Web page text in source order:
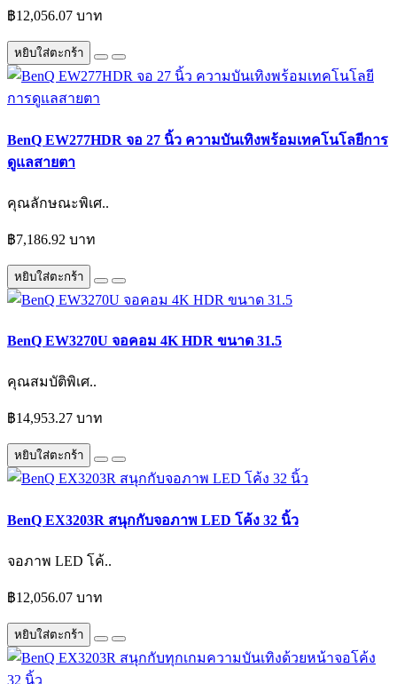
฿12,056.07 บาท
หยิบใส่ตะกร้า
BenQ EW277HDR จอ 27 นิ้ว ความบันเทิงพร้อมเทคโนโลยีการ
ดูแลสายตา
คุณลักษณะพิเศ..
฿7,186.92 บาท
หยิบใส่ตะกร้า
BenQ EW3270U จอคอม 4K HDR ขนาด 31.5
คุณสมบัติพิเศ..
฿14,953.27 บาท
หยิบใส่ตะกร้า
BenQ EX3203R สนุกกับจอภาพ LED โค้ง 32 นิ้ว
จอภาพ LED โค้..
฿12,056.07 บาท
หยิบใส่ตะกร้า